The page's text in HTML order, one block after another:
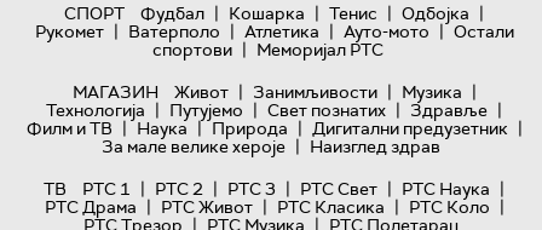
СПОРТ
Фудбал | Кошарка | Тенис | Одбојка |
Рукомет | Ватерполо | Атлетика | Ауто-мото | Остали
спортови | Меморијал РТС
МАГАЗИН
Живот | Занимљивости | Музика |
Технологијa | Путујемо | Свет познатих | Здравље |
Филм и ТВ | Наука | Природа | Дигитални предузетник |
За мале велике хероје | Наизглед здрав
ТВ
РТС 1 | РТС 2 | РТС 3 | РТС Свет | РТС Наука |
РТС Драма | РТС Живот | РТС Класика | РТС Коло |
РТС Трезор РТС Музика РТС Полетарац